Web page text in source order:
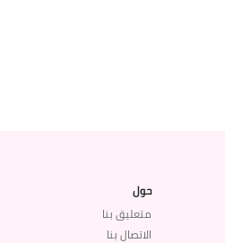
حول
متعليق بنا
الاتصال بنا